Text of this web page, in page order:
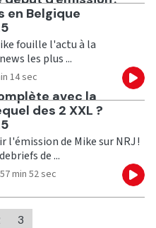
en Belgique
fouille l'actu à la
les plus ...
14 sec
avec la
des 2 XXL ?
l'émission de Mike sur NRJ !
de ...
min 52 sec
3